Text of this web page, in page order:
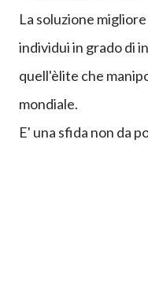
La soluzione
individui in grado di
quell'èlite che
mondiale.
E' una sfida non da